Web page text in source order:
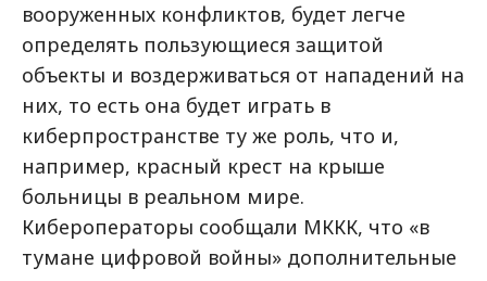
вооруженных конфликтов, будет легче
определять пользующиеся защитой
объекты и воздерживаться от нападений на
них, то есть она будет играть в
киберпространстве ту же роль, что и,
например, красный крест на крыше
больницы в реальном мире.
Кибероператоры сообщали МККК, что «в
тумане цифровой войны» дополнительные